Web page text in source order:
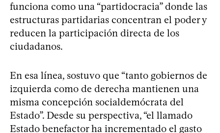
funciona como una “partidocracia” donde las
estructuras partidarias concentran el poder y
reducen la participación directa de los
ciudadanos.
En esa línea, sostuvo que “tanto gobiernos de
izquierda como de derecha mantienen una
misma concepción socialdemócrata del
Estado”. Desde su perspectiva, “el llamado
Estado benefactor ha incrementado el gasto